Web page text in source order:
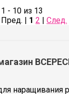
Советую всем!
Соколова
- 10 из 13
| 1 2 След.
наращивания